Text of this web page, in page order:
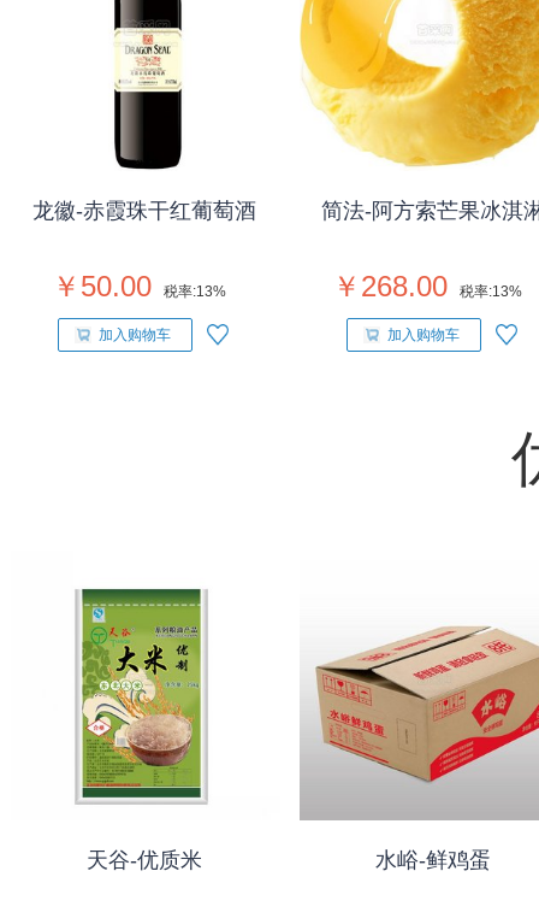
龙徽-赤霞珠干红葡萄酒
￥50.00 税率:13%
加入购物车
简法-阿方索芒果冰淇
￥268.00 税率:13%
加入购物车
天谷-优质米 水峪-鲜鸡蛋